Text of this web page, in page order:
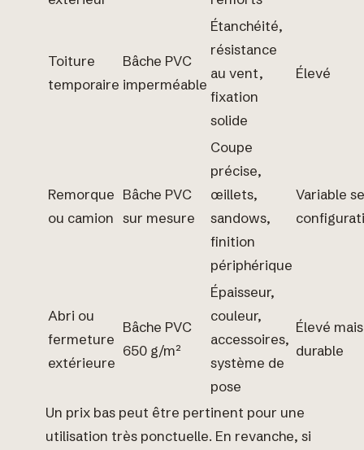
Toiture
temporaire
Bâche PVC
imperméable
Étanchéité,
résistance
au vent,
fixation
solide
Élevé
Remorque
ou camion
Bâche PVC
sur mesure
Coupe
précise,
œillets,
sandows,
finition
périphérique
Variable
Abri ou
fermeture
extérieure
Bâche PVC
650 g/m²
Épaisseur,
couleur,
accessoires,
système de
pose
Élevé mais
durable
Un prix bas peut être pertinent pour une
utilisation très ponctuelle. En revanche, si